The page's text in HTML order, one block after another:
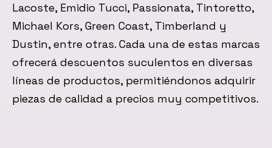
Lacoste, Emidio Tucci, Passionata, Tintoretto,
Michael Kors, Green Coast, Timberland y
Dustin, entre otras. Cada una de estas marcas
ofrecerá descuentos suculentos en diversas
líneas de productos, permitiéndonos adquirir
piezas de calidad a precios muy competitivos.